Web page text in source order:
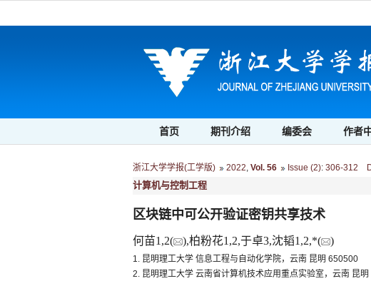
首页 期刊介绍 编委会 作者
浙江大学学报(工学版) 2022, Vol. 56 Issue (2): 306-312
计算机与控制工程
区块链中可公开验证密钥共享技术
何苗1,2( ),柏粉花1,2,于卓3,沈韬1,2,*( )
1. 昆明理工大学 信息工程与自动化学院，云南 昆明 650500
2. 昆明理工大学 云南省计算机技术应用重点实验室，云南 昆